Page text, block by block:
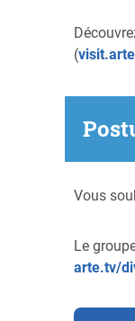
(
Vous
Le
arte.tv/